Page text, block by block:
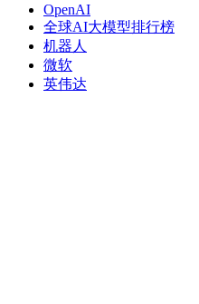
OpenAI
全球AI大模型排行榜
机器人
微软
英伟达